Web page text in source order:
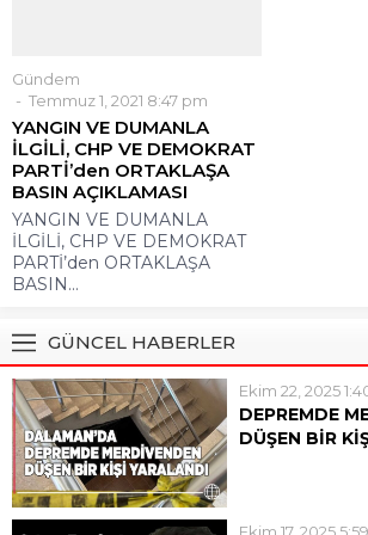
Gündem
Temmuz 1, 2021 8:47 pm
YANGIN VE DUMANLA
İLGİLİ, CHP VE DEMOKRAT
PARTİ’den ORTAKLAŞA
BASIN AÇIKLAMASI
YANGIN VE DUMANLA
İLGİLİ, CHP VE DEMOKRAT
PARTİ’den ORTAKLAŞA
BASIN...
GÜNCEL HABERLER
Ekim 22, 2025
DEPREMDE
DÜŞEN BİR